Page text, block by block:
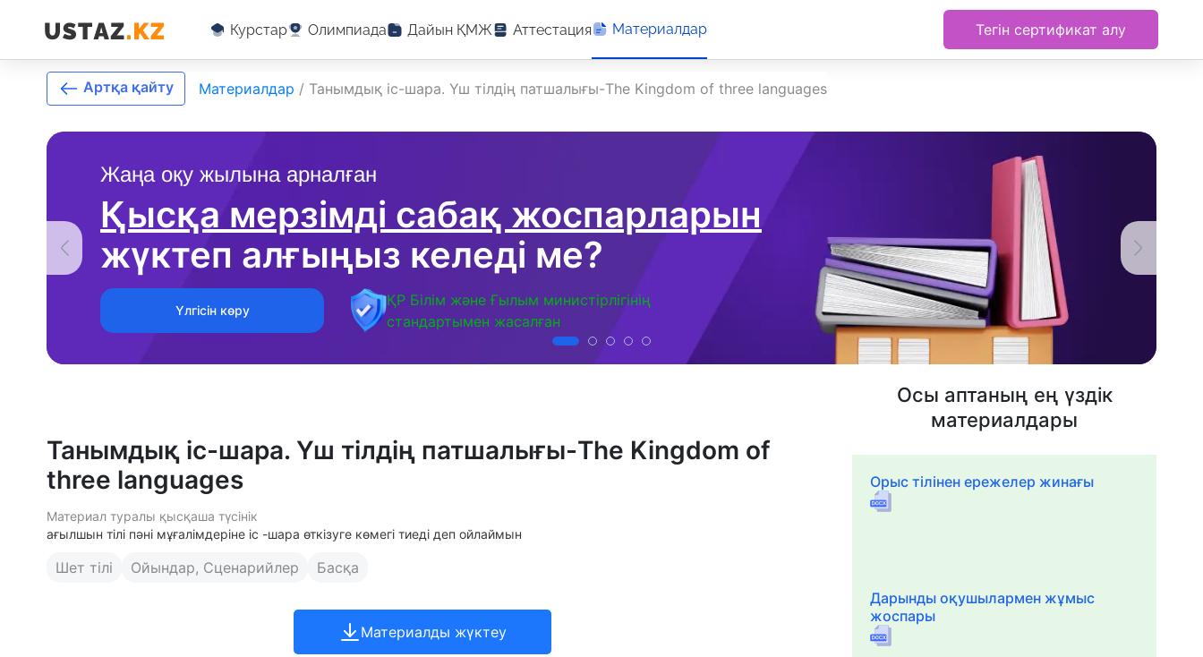
Курстар Олимпиада Дайын ҚМЖ Аттестация Материалдар Тегін сертификат алу
Жаңа оқу жылына арналған
Қысқа мерзімді сабақ жоспарларын
жүктеп алғыңыз келеді ме?
Үлгісін көру
ҚР Білім және Ғылым министірлігінің
стандартымен жасалған
Артқа қайту Материалдар / Танымдық іс-шара. Үш тілдің патшалығы-The Kingdom of three languages
Танымдық іс-шара. Үш тілдің патшалығы-The Kingdom of
three languages
Материал туралы қысқаша түсінік
ағылшын тілі пәні мұғалімдеріне іс -шара өткізуге көмегі тиеді деп ойлаймын
Шет тілі Ойындар, Сценарийлер Басқа
Материалды жүктеу
Осы аптаның ең үздік
материалдары
Орыс тілінен ережелер жинағы
Дарынды оқушылармен жұмыс
жоспары